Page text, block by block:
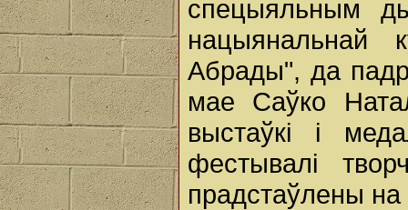
спецыяльным
нацыянальнай
Абрады", да
мае Саўко
выстаўкі і
фестывалі
прадстаўлены